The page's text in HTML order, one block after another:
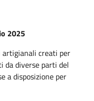
2025
artigianali creati per
da diverse parti del
a disposizione per